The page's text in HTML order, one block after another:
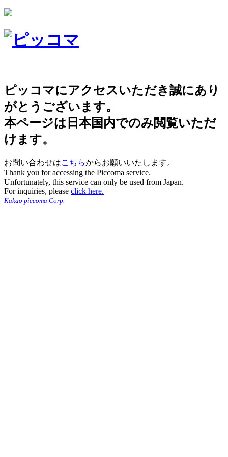
ピッコマにアクセスいただき誠にあり
がとうございます。
本ページは日本国内でのみ閲覧いただ
けます。
お問い合わせはこちらからお願いいたします。
Thank you for accessing the Piccoma service.
Unfortunately, this service can only be used from Japan.
For inquiries, please click here.
Kakao piccoma Corp.